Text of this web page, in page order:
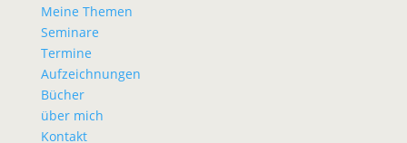
Meine Themen
Seminare
Termine
Aufzeichnungen
Bücher
über mich
Kontakt